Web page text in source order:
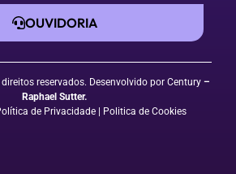
OUVIDORIA
reservados. Desenvolvido por Century –
Raphael Sutter.
de Privacidade| Politica de Cookies